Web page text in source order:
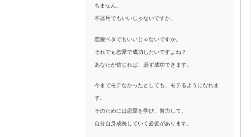
ちません。
不器用でもいいじゃないですか。
恋愛ベタでもいいじゃないですか。
それでも恋愛で成功したいですよね？
あなたが信じれば、必ず成功できます。
今までモテなかったとしても、モテるようになれま
す。
そのためには恋愛を学び、努力して、
自分自身成長していく必要があります。